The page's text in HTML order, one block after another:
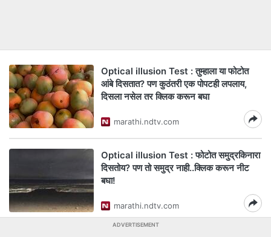
Optical illusion Test : तुम्हाला या फोटोत
आंबे दिसतात? पण कुठंतरी एक पोपटही लपलाय,
दिसला नसेल तर क्लिक करून बघा
marathi.ndtv.com
Optical illusion Test : फोटोत समुद्रकिनारा
दिसतोय? पण तो समुद्र नाही..क्लिक करून नीट
बघा!
marathi.ndtv.com
ADVERTISEMENT